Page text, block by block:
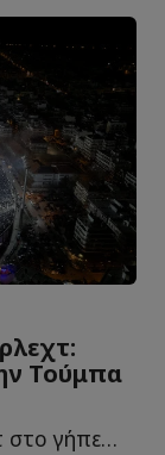
Τούμπα
Ο ΠΑΟΚ φιλοξενεί την Άντερλεχτ στο γήπεδο της Τούμπας, σ...